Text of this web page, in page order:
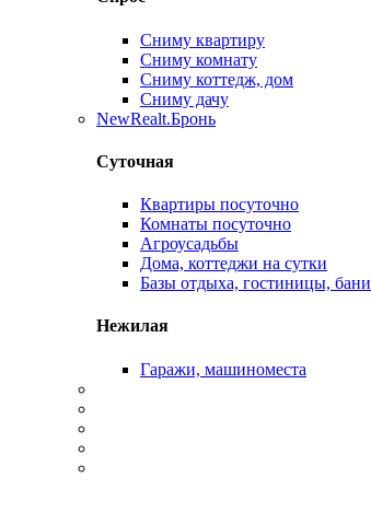
Сниму квартиру
Сниму комнату
Сниму коттедж, дом
Сниму дачу
NewRealt.Бронь
Суточная
Квартиры посуточно
Комнаты посуточно
Агроусадьбы
Дома, коттеджи на сутки
Базы отдыха, гостиницы, бани
Нежилая
Гаражи, машиноместа